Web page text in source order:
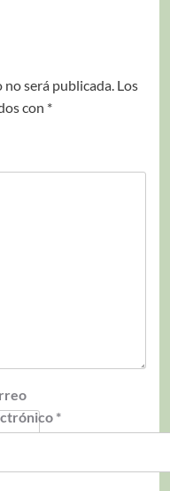
será publicada. Los
con *
*